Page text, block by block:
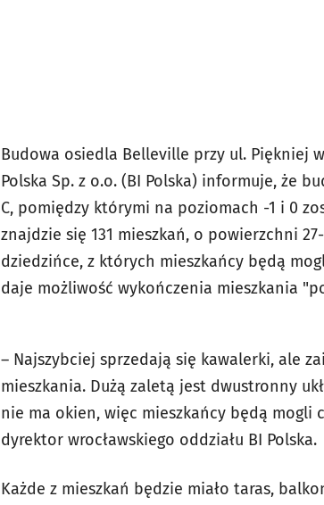
Budowa osiedla Belleville przy ul. Piękniej
Polska Sp. z o.o. (BI Polska) informuje, że
C, pomiędzy którymi na poziomach -1 i 0
znajdzie się 131 mieszkań, o powierzchni
dziedzińce, z których mieszkańcy będą
daje możliwość wykończenia mieszkania
– Najszybciej sprzedają się kawalerki, ale
mieszkania. Dużą zaletą jest dwustronny
nie ma okien, więc mieszkańcy będą mogli
dyrektor wrocławskiego oddziału BI Polska.
Każde z mieszkań będzie miało taras,